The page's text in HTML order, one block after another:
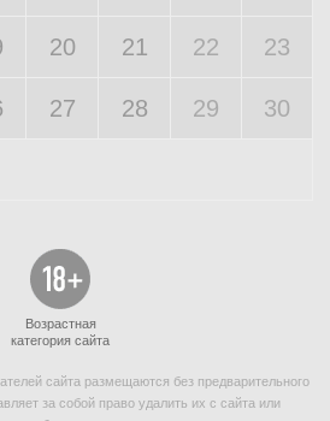
20 21 22 23
27 28 29 30
Возрастная
категория сайта
сайта размещаются без предварительного
за собой право удалить их с сайта или